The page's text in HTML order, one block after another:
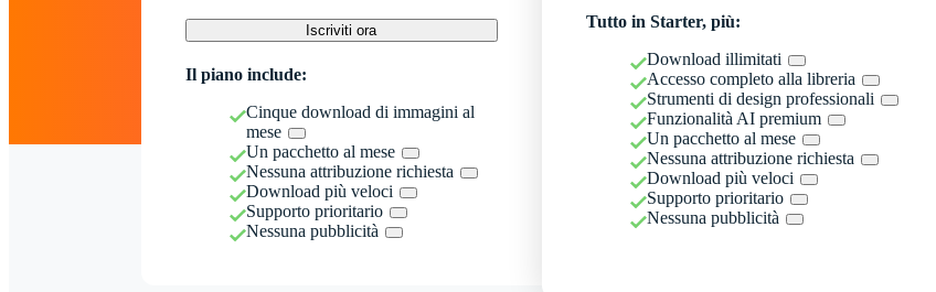
Iscriviti ora
Il piano include:
Cinque download di immagini al
mese
Un pacchetto al mese
Nessuna attribuzione richiesta
Download più veloci
Supporto prioritario
Nessuna pubblicità
Tutto in Starter, più:
Download illimitati
Accesso completo alla libreria
Strumenti di design professionali
Funzionalità AI premium
Un pacchetto al mese
Nessuna attribuzione richiesta
Download più veloci
Supporto prioritario
Nessuna pubblicità